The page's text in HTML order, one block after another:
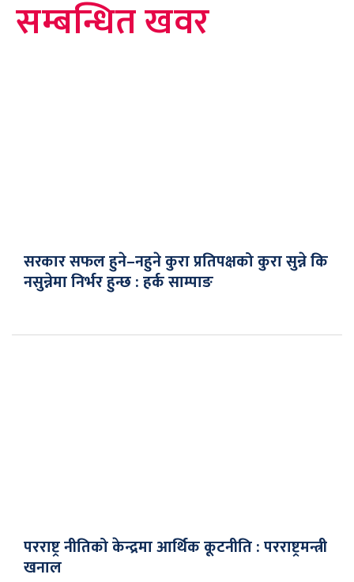
सम्बन्धित खवर
सरकार सफल हुने–नहुने कुरा प्रतिपक्षको कुरा सुन्ने कि
नसुन्नेमा निर्भर हुन्छ : हर्क साम्पाङ
परराष्ट्र नीतिको केन्द्रमा आर्थिक कूटनीति : परराष्ट्रमन्त्री
खनाल